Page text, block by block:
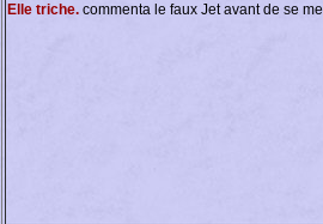
Elle triche. commenta le faux Jet avant de se